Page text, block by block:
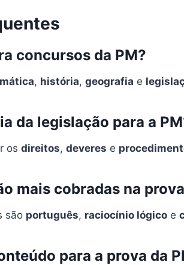
concursos da PM?
, história, geografia e
da legislação para a
os direitos, deveres e
mais cobradas na
são português, raciocínio lógico e
para a prova da